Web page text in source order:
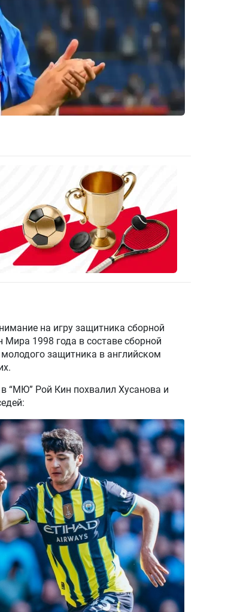
на игру защитника сборной
1998 года в составе сборной
защитника в английском
“МЮ” Рой Кин похвалил Хусанова и